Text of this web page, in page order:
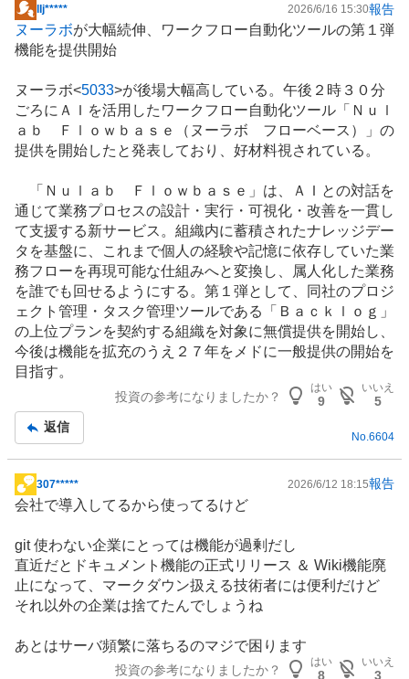
掲
示
板
事
​lIj***** 2026/6/16 15:30報告
ヌーラボが大幅続伸、ワークフロー自動化ツールの第１弾
機能を提供開始
ヌーラボ<5033>が後場大幅高している。午後２時３０分
ごろにＡＩを活用したワークフロー自動化ツール「Ｎｕｌ
ａｂ Ｆｌｏｗｂａｓｅ（ヌーラボ フローベース）」の
提供を開始したと発表しており、好材料視されている。
「Ｎｕｌａｂ Ｆｌｏｗｂａｓｅ」は、ＡＩとの対話を
通じて業務プロセスの設計・実行・可視化・改善を一貫し
て支援する新サービス。組織内に蓄積されたナレッジデー
タを基盤に、これまで個人の経験や記憶に依存していた業
務フローを再現可能な仕組みへと変換し、属人化した業務
を誰でも回せるようにする。第１弾として、同社のプロジ
ェクト管理・タスク管理ツールである「Ｂａｃｋｌｏｇ」
の上位プランを契約する組織を対象に無償提供を開始し、
今後は機能を拡充のうえ２７年をメドに一般提供の開始を
目指す。
投資の参考になりましたか？
はい
9
いいえ
5
返信
No. 6604
掲
示
記
事
307***** 2026/6/12 18:15報告
会社で導入してるから使ってるけど
git 使わない企業にとっては機能が過剰だし
直近だとドキュメント機能の正式リリース ＆ Wiki機能廃
止になって、マークダウン扱える技術者には便利だけど
それ以外の企業は捨てたんでしょうね
あとはサーバ頻繁に落ちるのマジで困ります
投資の参考になりましたか？
はい
8
いいえ
3